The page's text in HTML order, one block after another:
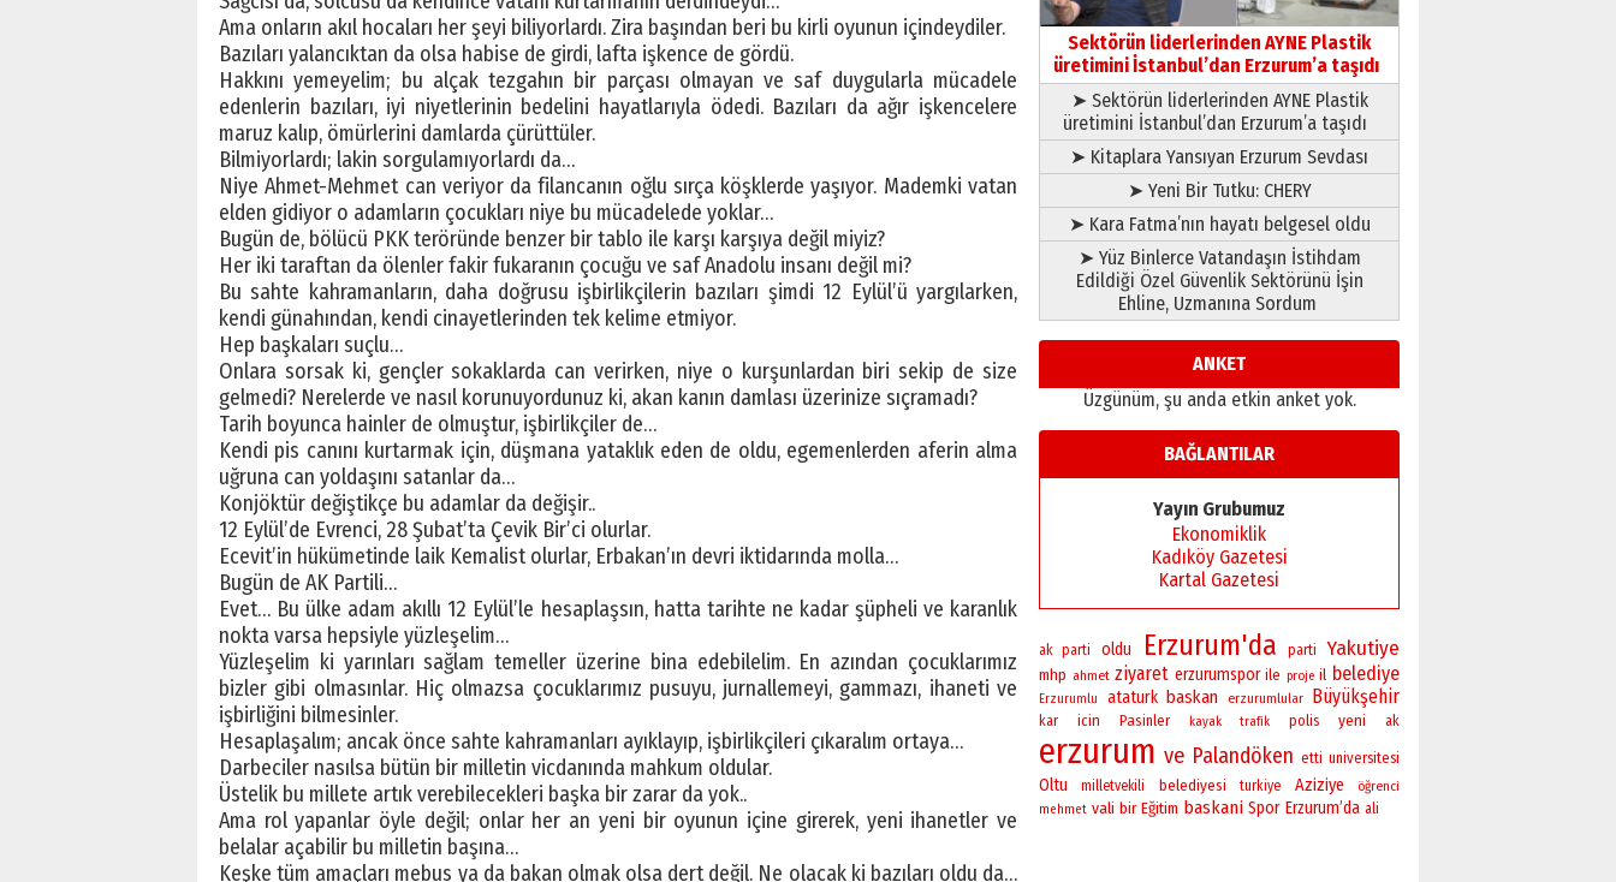
Ama onların akıl hocaları her şeyi biliyorlardı. Zira başından beri bu kirli oyunun içindeydiler.
Bazıları yalancıktan da olsa habise de girdi, lafta işkence de gördü.
Hakkını yemeyelim; bu alçak tezgahın bir parçası olmayan ve saf duygularla mücadele
edenlerin bazıları, iyi niyetlerinin bedelini hayatlarıyla ödedi. Bazıları da ağır işkencelere
maruz kalıp, ömürlerini damlarda çürüttüler.
Bilmiyorlardı; lakin sorgulamıyorlardı da…
Niye Ahmet-Mehmet can veriyor da filancanın oğlu sırça köşklerde yaşıyor. Mademki vatan
elden gidiyor o adamların çocukları niye bu mücadelede yoklar…
Bugün de, bölücü PKK teröründe benzer bir tablo ile karşı karşıya değil miyiz?
Her iki taraftan da ölenler fakir fukaranın çocuğu ve saf Anadolu insanı değil mi?
Bu sahte kahramanların, daha doğrusu işbirlikçilerin bazıları şimdi 12 Eylül’ü yargılarken,
kendi günahından, kendi cinayetlerinden tek kelime etmiyor.
Hep başkaları suçlu…
Onlara sorsak ki, gençler sokaklarda can verirken, niye o kurşunlardan biri sekip de size
gelmedi? Nerelerde ve nasıl korunuyordunuz ki, akan kanın damlası üzerinize sıçramadı?
Tarih boyunca hainler de olmuştur, işbirlikçiler de…
Kendi pis canını kurtarmak için, düşmana yataklık eden de oldu, egemenlerden aferin alma
uğruna can yoldaşını satanlar da…
Konjöktür değiştikçe bu adamlar da değişir..
12 Eylül’de Evrenci, 28 Şubat’ta Çevik Bir’ci olurlar.
Ecevit’in hükümetinde laik Kemalist olurlar, Erbakan’ın devri iktidarında molla…
Bugün de AK Partili…
Evet… Bu ülke adam akıllı 12 Eylül’le hesaplaşsın, hatta tarihte ne kadar şüpheli ve karanlık
nokta varsa hepsiyle yüzleşelim…
Yüzleşelim ki yarınları sağlam temeller üzerine bina edebilelim. En azından çocuklarımız
bizler gibi olmasınlar. Hiç olmazsa çocuklarımız pusuyu, jurnallemeyi, gammazı, ihaneti ve
işbirliğini bilmesinler.
Hesaplaşalım; ancak önce sahte kahramanları ayıklayıp, işbirlikçileri çıkaralım ortaya…
Darbeciler nasılsa bütün bir milletin vicdanında mahkum oldular.
Üstelik bu millete artık verebilecekleri başka bir zarar da yok..
Ama rol yapanlar öyle değil; onlar her an yeni bir oyunun içine girerek, yeni ihanetler ve
belalar açabilir bu milletin başına…
Keşke tüm amaçları mebus ya da bakan olmak olsa dert değil. Ne olacak ki bazıları oldu da…
Cem Bakırcı
Ardında bıraktığı hatıralarıyla
gönül adamı Faruk Terzioğlu!
13 Mayıs 2026 Çarşamba
Esat BİNDESEN
Başkan Sekmen’den Erzurum’a
bir vizyon proje daha!
02 Ağustos 2026 Pazar
Sektörün liderlerinden AYNE Plastik
üretimini İstanbul’dan Erzurum’a taşıdı
➤ Sektörün liderlerinden AYNE Plastik
üretimini İstanbul’dan Erzurum’a taşıdı
➤ Kitaplara Yansıyan Erzurum Sevdası
➤ Yeni Bir Tutku: CHERY
➤ Kara Fatma’nın hayatı belgesel oldu
➤ Yüz Binlerce Vatandaşın İstihdam
Edildiği Özel Güvenlik Sektörünü İşin
Ehline, Uzmanına Sordum
ANKET
Üzgünüm, şu anda etkin anket yok.
BAĞLANTILAR
Yayın Grubumuz
Ekonomiklik
Kadıköy Gazetesi
Kartal Gazetesi
ak parti oldu Erzurum'da parti Yakutiye
mhp ahmet ziyaret erzurumspor ile proje il belediye
Erzurumlu ataturk baskan erzurumlular Büyükşehir
kar icin Pasinler kayak trafik polis yeni ak
erzurum ve Palandöken etti universitesi
Oltu milletvekili belediyesi turkiye Aziziye öğrenci
mehmet vali bir Eğitim baskani Spor Erzurum’da ali